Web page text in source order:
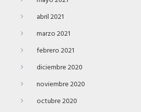
abril 2021
marzo 2021
febrero 2021
diciembre 2020
noviembre 2020
octubre 2020